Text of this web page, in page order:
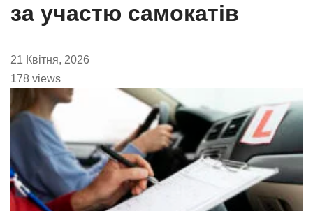
за участю самокатів
21 Квітня, 2026
178 views